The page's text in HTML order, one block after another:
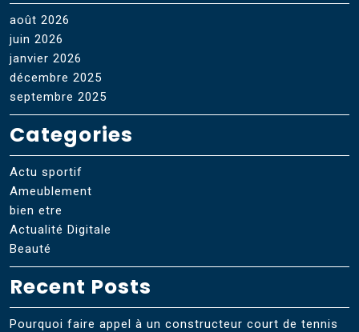
août 2026
juin 2026
janvier 2026
décembre 2025
septembre 2025
Categories
Actu sportif
Ameublement
bien etre
Actualité Digitale
Beauté
Recent Posts
Pourquoi faire appel à un constructeur court de tennis